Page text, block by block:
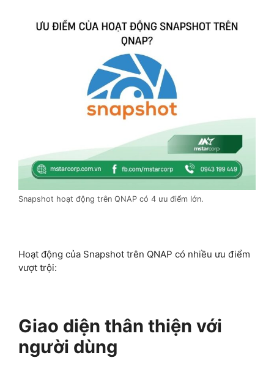
Snapshot hoạt động trên QNAP có 4 ưu điểm lớn.
Hoạt động của Snapshot trên QNAP có nhiều ưu điểm
vượt trội:
Giao diện thân thiện với
người dùng